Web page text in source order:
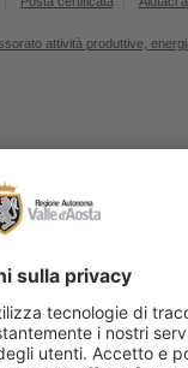
attività produttive,